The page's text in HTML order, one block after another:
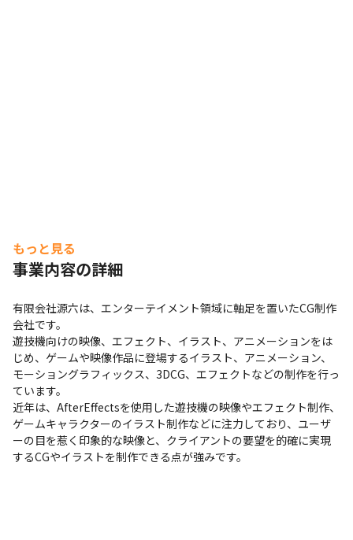
もっと見る
事業内容の詳細
有限会社源六は、エンターテイメント領域に軸足を置いたCG制作
会社です。
遊技機向けの映像、エフェクト、イラスト、アニメーションをは
じめ、ゲームや映像作品に登場するイラスト、アニメーション、
モーショングラフィックス、3DCG、エフェクトなどの制作を行っ
ています。
近年は、AfterEffectsを使用した遊技機の映像やエフェクト制作、
ゲームキャラクターのイラスト制作などに注力しており、ユーザ
ーの目を惹く印象的な映像と、クライアントの要望を的確に実現
するCGやイラストを制作できる点が強みです。